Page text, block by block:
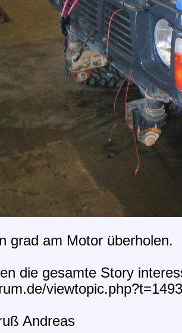
grad am Motor überholen.
die gesamte Story
Andreas